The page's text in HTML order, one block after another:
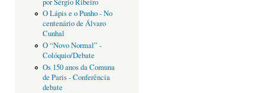
por Sérgio Ribeiro
O Lápis e o Punho - No
centenário de Álvaro
Cunhal
O “Novo Normal” -
Colóquio/Debate
Os 150 anos da Comuna
de Paris - Conferência
debate